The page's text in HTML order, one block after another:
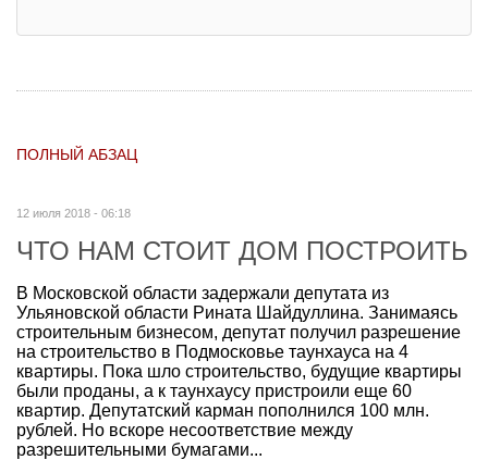
ПОЛНЫЙ АБЗАЦ
12 июля 2018 - 06:18
ЧТО НАМ СТОИТ ДОМ ПОСТРОИТЬ
В Московской области задержали депутата из
Ульяновской области Рината Шайдуллина. Занимаясь
строительным бизнесом, депутат получил разрешение
на строительство в Подмосковье таунхауса на 4
квартиры. Пока шло строительство, будущие квартиры
были проданы, а к таунхаусу пристроили еще 60
квартир. Депутатский карман пополнился 100 млн.
рублей. Но вскоре несоответствие между
разрешительными бумагами...